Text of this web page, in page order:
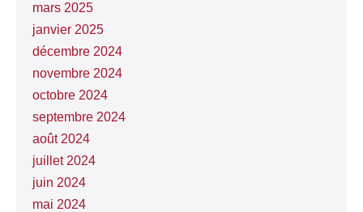
mars 2025
janvier 2025
décembre 2024
novembre 2024
octobre 2024
septembre 2024
août 2024
juillet 2024
juin 2024
mai 2024